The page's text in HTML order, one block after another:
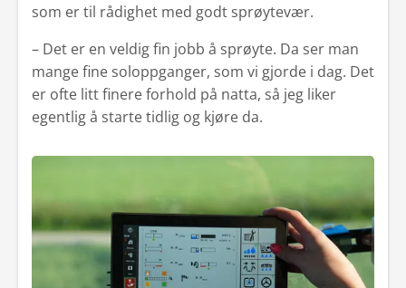
som er til rådighet med godt sprøytevær.
– Det er en veldig fin jobb å sprøyte. Da ser man
mange fine soloppganger, som vi gjorde i dag. Det
er ofte litt finere forhold på natta, så jeg liker
egentlig å starte tidlig og kjøre da.